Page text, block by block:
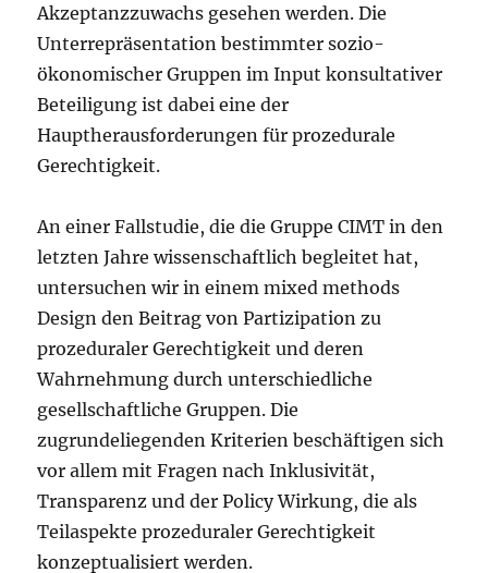
Akzeptanzzuwachs gesehen werden. Die
Unterrepräsentation bestimmter sozio-
ökonomischer Gruppen im Input konsultativer
Beteiligung ist dabei eine der
Hauptherausforderungen für prozedurale
Gerechtigkeit.
An einer Fallstudie, die die Gruppe CIMT in den
letzten Jahre wissenschaftlich begleitet hat,
untersuchen wir in einem mixed methods
Design den Beitrag von Partizipation zu
prozeduraler Gerechtigkeit und deren
Wahrnehmung durch unterschiedliche
gesellschaftliche Gruppen. Die
zugrundeliegenden Kriterien beschäftigen sich
vor allem mit Fragen nach Inklusivität,
Transparenz und der Policy Wirkung, die als
Teilaspekte prozeduraler Gerechtigkeit
konzeptualisiert werden.